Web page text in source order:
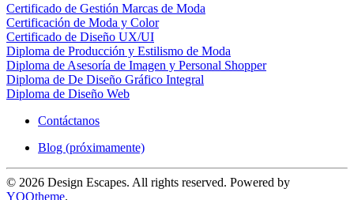
Certificado de Gestión Marcas de Moda
Certificación de Moda y Color
Certificado de Diseño UX/UI
Diploma de Producción y Estilismo de Moda
Diploma de Asesoría de Imagen y Personal Shopper
Diploma de De Diseño Gráfico Integral
Diploma de Diseño Web
Contáctanos
Blog (próximamente)
© 2026 Design Escapes. All rights reserved. Powered by
YOOtheme.